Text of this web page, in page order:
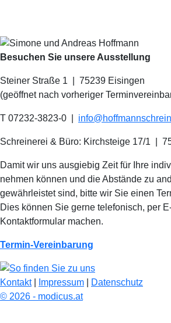
Besuchen Sie unsere Ausstellung
Steiner Straße 1 | 75239 Eisingen
(geöffnet nach vorheriger
T 07232-3823-0
Schreinerei & Büro: Kirchsteige 17/1
Damit wir uns ausgiebig Zeit für Ihre
nehmen können und die Abstände zu
gewährleistet sind, bitte wir Sie einen
Dies können Sie gerne telefonisch, per
Kontaktformular machen.
Termin-Vereinbarung
Kontakt| Impressum
Datenschutz
© 2026 - modicus.at